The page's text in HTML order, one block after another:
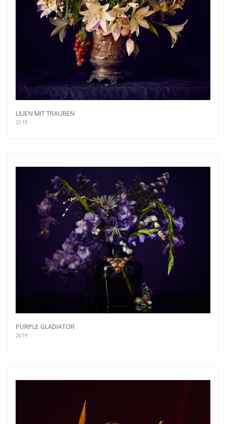
LILIEN MIT TRAUBEN
2019
PURPLE GLADIATOR
2019